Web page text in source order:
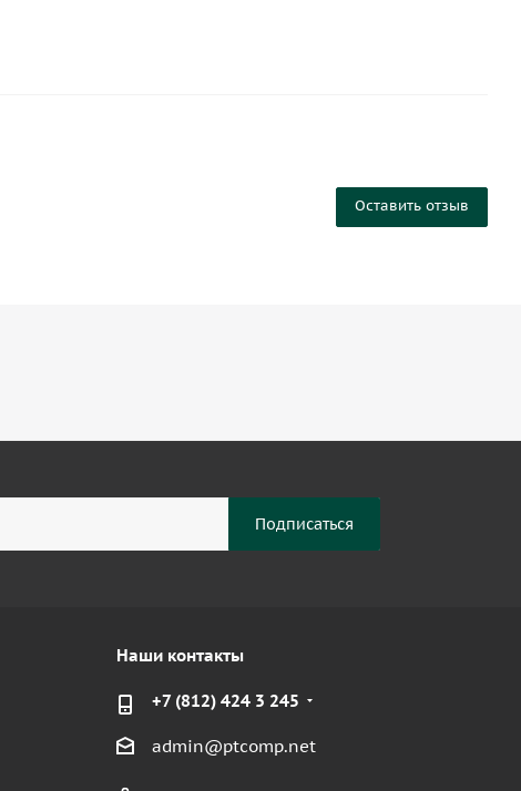
Оставить отзыв
Наши контакты
+7 (812) 424 3 245
admin@ptcomp.net